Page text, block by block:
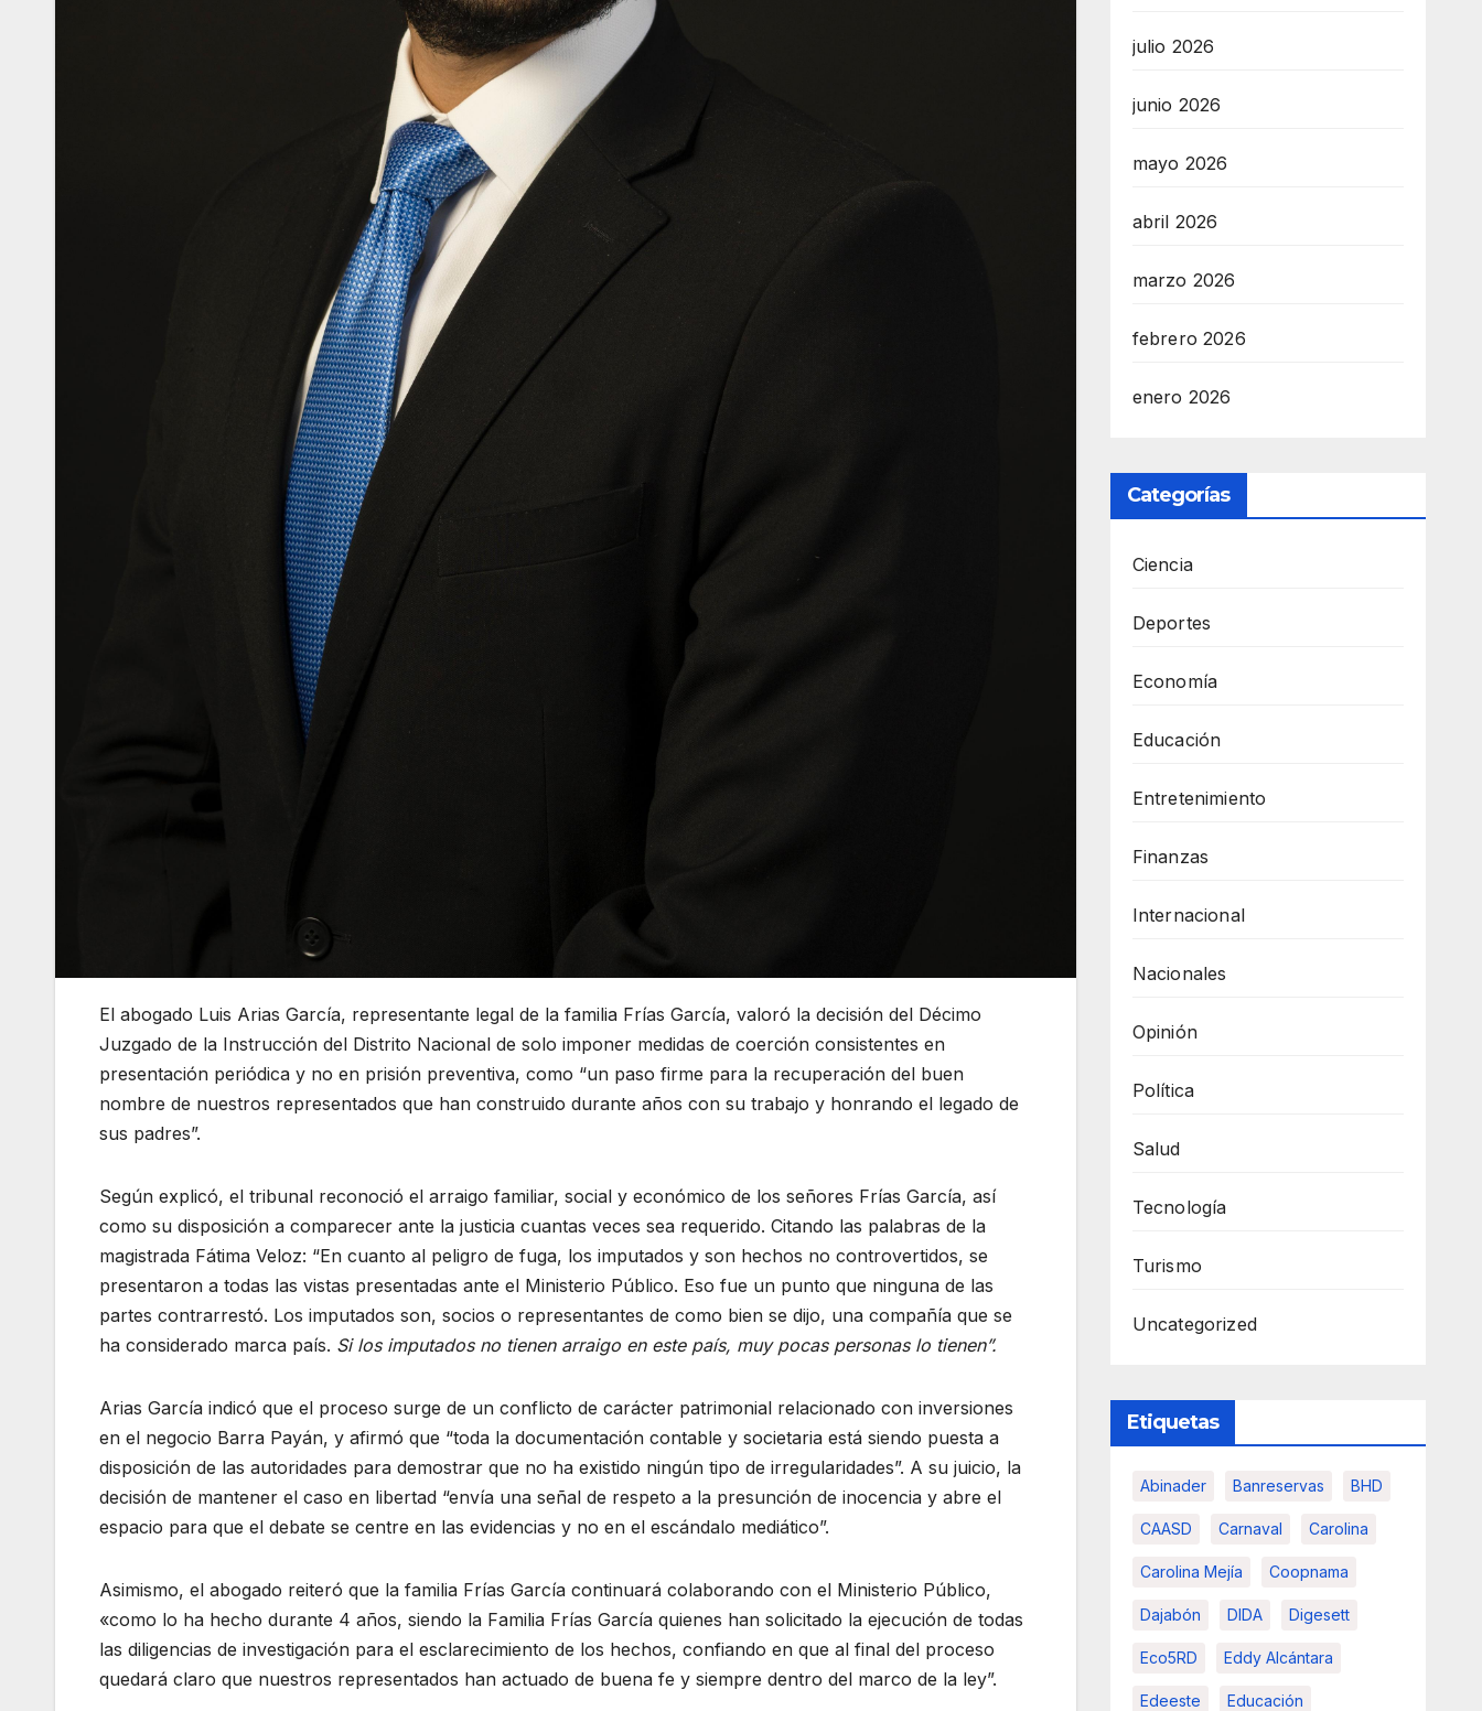
El abogado Luis Arias García, representante legal de la familia Frías García, valoró la decisión del Décimo
Juzgado de la Instrucción del Distrito Nacional de solo imponer medidas de coerción consistentes en
presentación periódica y no en prisión preventiva, como “un paso firme para la recuperación del buen
nombre de nuestros representados que han construido durante años con su trabajo y honrando el legado de
sus padres”.
Según explicó, el tribunal reconoció el arraigo familiar, social y económico de los señores Frías García, así
como su disposición a comparecer ante la justicia cuantas veces sea requerido. Citando las palabras de la
magistrada Fátima Veloz: “En cuanto al peligro de fuga, los imputados y son hechos no controvertidos, se
presentaron a todas las vistas presentadas ante el Ministerio Público. Eso fue un punto que ninguna de las
partes contrarrestó. Los imputados son, socios o representantes de como bien se dijo, una compañía que se
ha considerado marca país. Si los imputados no tienen arraigo en este país, muy pocas personas lo tienen”.
Arias García indicó que el proceso surge de un conflicto de carácter patrimonial relacionado con inversiones
en el negocio Barra Payán, y afirmó que “toda la documentación contable y societaria está siendo puesta a
disposición de las autoridades para demostrar que no ha existido ningún tipo de irregularidades”. A su juicio, la
decisión de mantener el caso en libertad “envía una señal de respeto a la presunción de inocencia y abre el
espacio para que el debate se centre en las evidencias y no en el escándalo mediático”.
Asimismo, el abogado reiteró que la familia Frías García continuará colaborando con el Ministerio Público,
«como lo ha hecho durante 4 años, siendo la Familia Frías García quienes han solicitado la ejecución de todas
las diligencias de investigación para el esclarecimiento de los hechos, confiando en que al final del proceso
quedará claro que nuestros representados han actuado de buena fe y siempre dentro del marco de la ley”.
julio 2026
junio 2026
mayo 2026
abril 2026
marzo 2026
febrero 2026
enero 2026
Categorías
Ciencia
Deportes
Economía
Educación
Entretenimiento
Finanzas
Internacional
Nacionales
Opinión
Política
Salud
Tecnología
Turismo
Uncategorized
Etiquetas
Abinader Banreservas BHD
CAASD Carnaval Carolina
Carolina Mejía Coopnama
Dajabón DIDA Digesett
Eco5RD Eddy Alcántara
Edeeste Educación